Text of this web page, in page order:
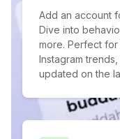
Add an account
Dive into
more. Perfect
Instagram
updated on the